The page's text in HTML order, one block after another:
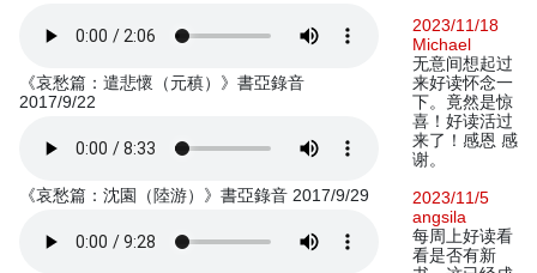
《哀愁篇：遣悲懷（元稹）》書亞錄音
2017/9/22
《哀愁篇：沈園（陸游）》書亞錄音 2017/9/29
2023/11/18
Michael
无意间想起过
来好读怀念一
下。竟然是惊
喜！好读活过
来了！感恩 感
谢。
2023/11/5
angsila
每周上好读看
看是否有新